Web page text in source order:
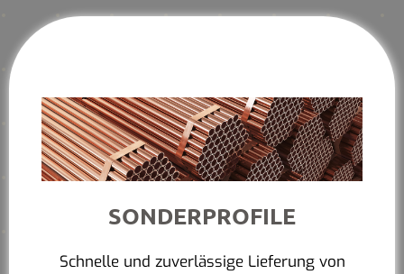
SONDERPROFILE
Schnelle und zuverlässige Lieferung von